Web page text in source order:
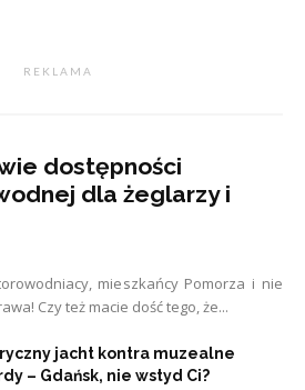
R E K L A M A
dostępności
dla żeglarzy i
mieszkańcy Pomorza i nie
Czy też macie dość tego, że...
jacht kontra muzealne
– Gdańsk, nie wstyd Ci?